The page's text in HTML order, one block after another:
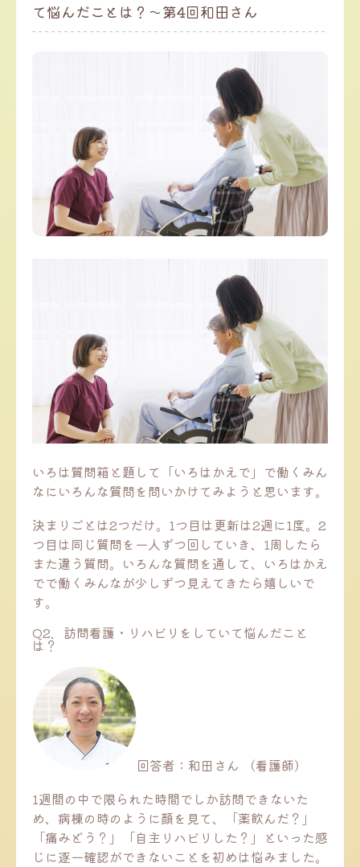
て悩んだことは？～第4回和田さん
いろは質問箱と題して「いろはかえで」で働くみん
なにいろんな質問を問いかけてみようと思います。
決まりごとは2つだけ。1つ目は更新は2週に1度。2
つ目は同じ質問を一人ずつ回していき、1周したら
また違う質問。いろんな質問を通して、いろはかえ
でで働くみんなが少しずつ見えてきたら嬉しいで
す。
Q2．訪問看護・リハビリをしていて悩んだこと
は？
回答者：和田さん （看護師）
1週間の中で限られた時間でしか訪問できないた
め、病棟の時のように顔を見て、「薬飲んだ？」
「痛みどう？」「自主リハビリした？」といった感
じに逐一確認ができないことを初めは悩みました。